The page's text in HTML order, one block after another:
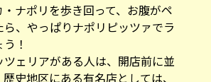
ナポリを歩き回って、お腹がペ
ら、やっぱりナポリピッツァでラ
！
ェリアがある人は、開店前に並
史地区にある有名店としては、